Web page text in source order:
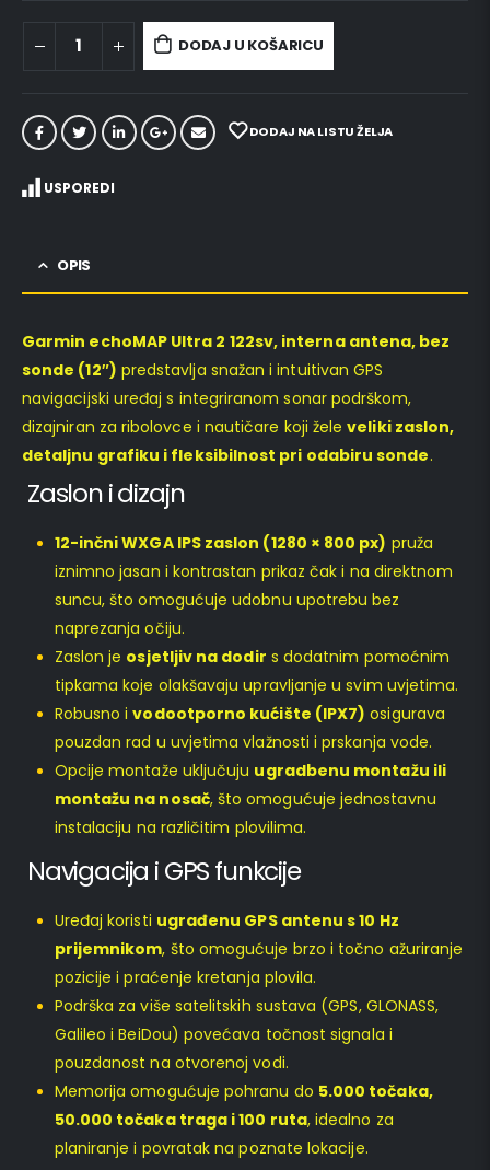
DODAJ U KOŠARICU
DODAJ NA LISTU ŽELJA
USPOREDI
OPIS
Garmin echoMAP Ultra 2 122sv, interna antena, bez
sonde (12″) predstavlja snažan i intuitivan GPS
navigacijski uređaj s integriranom sonar podrškom,
dizajniran za ribolovce i nautičare koji želeveliki zaslon,
detaljnu grafiku i fleksibilnost pri odabiru sonde.
Zaslon i dizajn
12-inčni WXGA IPS zaslon (1280 × 800 px) pruža
iznimno jasan i kontrastan prikaz čak i na direktnom
suncu, što omogućuje udobnu upotrebu bez
naprezanja očiju.
Zaslon je osjetljiv na dodir s dodatnim pomoćnim
tipkama koje olakšavaju upravljanje u svim uvjetima.
Robusno ivodootporno kućište (IPX7) osigurava
pouzdan rad u uvjetima vlažnosti i prskanja vode.
Opcije montaže uključuju ugradbenu montažu ili
montažu na nosač, što omogućuje jednostavnu
instalaciju na različitim plovilima.
Navigacija i GPS funkcije
Uređaj koristi ugrađenu GPS antenu s 10 Hz
prijemnikom, što omogućuje brzo i točno ažuriranje
pozicije i praćenje kretanja plovila.
Podrška za više satelitskih sustava (GPS, GLONASS,
Galileo i BeiDou) povećava točnost signala i
pouzdanost na otvorenoj vodi.
Memorija omogućuje pohranu do 5.000 točaka,
50.000 točaka traga i 100 ruta, idealno za
planiranje i povratak na poznate lokacije.